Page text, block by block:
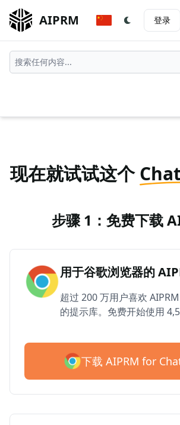
AIPRM 登录
现在就试试这个
步骤 1：免费下载
用于谷歌浏览器的
超过 200 万用户喜欢
的提示库。免费开始使用
下载 AIPRM for